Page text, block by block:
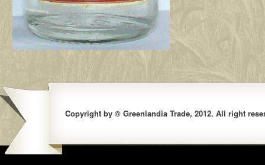
Copyright by © Greenlandia Trade, 2012. All right